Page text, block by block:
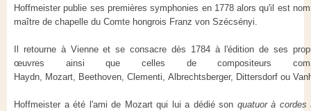
Hoffmeister publie ses premières symphonies en 1778 alors qu'il est
maître de chapelle du Comte hongrois Franz von Szécsényi.
Il retourne à Vienne et se consacre dès 1784 à l'édition de ses
œuvres ainsi que celles de compositeurs
Haydn, Mozart, Beethoven, Clementi, Albrechtsberger, Dittersdorf ou
Hoffmeister a été l'ami de Mozart qui lui a dédié son quatuor à cordes